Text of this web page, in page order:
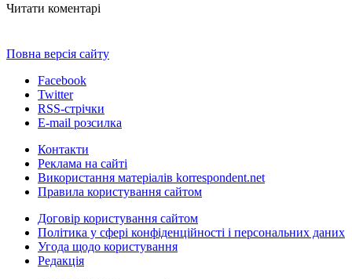
Читати коментарі
Повна версія сайту
Facebook
Twitter
RSS-стрічки
E-mail розсилка
Контакти
Реклама на сайті
Використання матеріалів korrespondent.net
Правила користування сайтом
Договір користування сайтом
Політика у сфері конфіденційності і персональних даних
Угода щодо користування
Редакція